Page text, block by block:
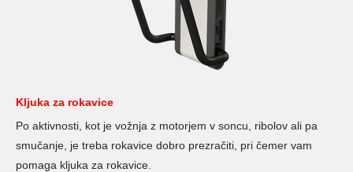
Kljuka za rokavice
Po aktivnosti, kot je vožnja z motorjem v soncu, ribolov ali pa
smučanje, je treba rokavice dobro prezračiti, pri čemer vam
pomaga kljuka za rokavice.